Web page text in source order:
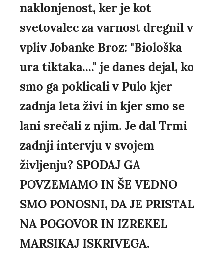
naklonjenost, ker je kot
svetovalec za varnost dregnil v
vpliv Jobanke Broz: "Biološka
ura tiktaka...." je danes dejal, ko
smo ga poklicali v Pulo kjer
zadnja leta živi in kjer smo se
lani srečali z njim. Je dal Trmi
zadnji intervju v svojem
življenju? SPODAJ GA
POVZEMAMO IN ŠE VEDNO
SMO PONOSNI, DA JE PRISTAL
NA POGOVOR IN IZREKEL
MARSIKAJ ISKRIVEGA.